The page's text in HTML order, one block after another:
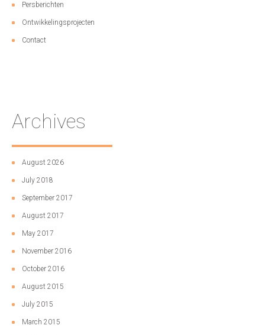
Persberichten
Ontwikkelingsprojecten
Contact
Archives
August 2026
July 2018
September 2017
August 2017
May 2017
November 2016
October 2016
August 2015
July 2015
March 2015